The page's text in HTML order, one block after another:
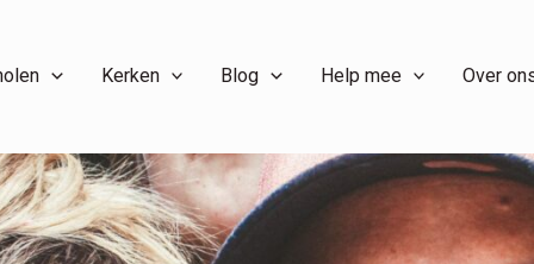
Kerken Blog Help mee Over